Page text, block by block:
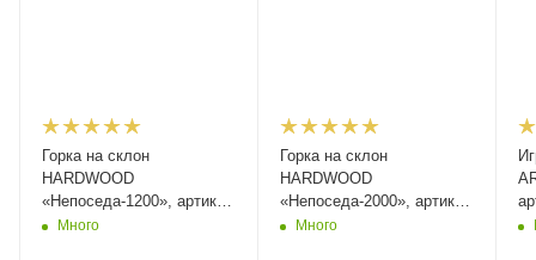
Горка на склон
HARDWOOD
«Непоседа-1200», артикул
27538
Много
Горка на склон
HARDWOOD
«Непоседа-2000», артикул
29584
Много